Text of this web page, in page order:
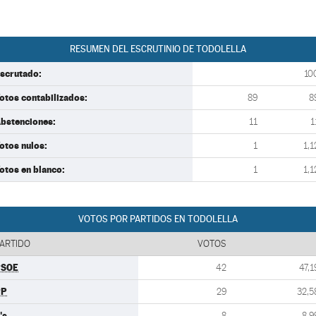
RESUMEN DEL ESCRUTINIO DE TODOLELLA
contabilizados: 89
11
nulos: 1
en blanco: 1
VOTOS POR PARTIDOS EN TODOLELLA
VOTOS
42
29